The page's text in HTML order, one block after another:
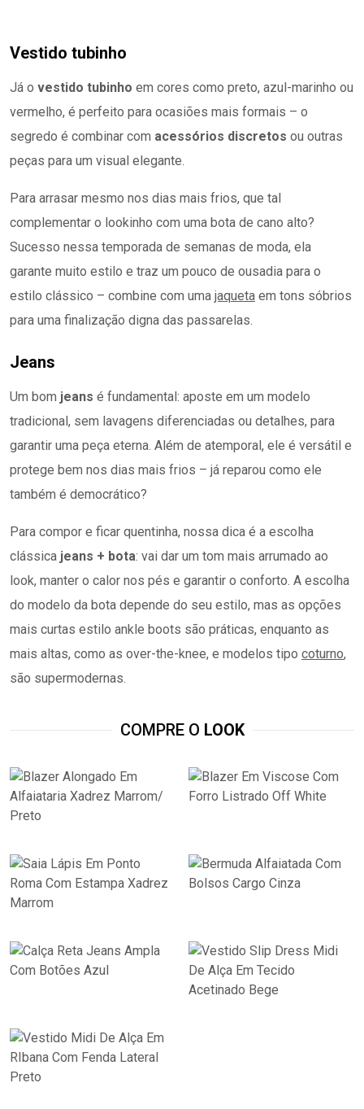
Vestido tubinho
Já o vestido tubinho em cores como preto, azul-marinho ou
vermelho, é perfeito para ocasiões mais formais – o
segredo é combinar com acessórios discretos ou outras
peças para um visual elegante.
Para arrasar mesmo nos dias mais frios, que tal
complementar o lookinho com uma bota de cano alto?
Sucesso nessa temporada de semanas de moda, ela
garante muito estilo e traz um pouco de ousadia para o
estilo clássico – combine com uma jaqueta em tons sóbrios
para uma finalização digna das passarelas.
Jeans
Um bom jeans é fundamental: aposte em um modelo
tradicional, sem lavagens diferenciadas ou detalhes, para
garantir uma peça eterna. Além de atemporal, ele é versátil e
protege bem nos dias mais frios – já reparou como ele
também é democrático?
Para compor e ficar quentinha, nossa dica é a escolha
clássica jeans + bota: vai dar um tom mais arrumado ao
look, manter o calor nos pés e garantir o conforto. A escolha
do modelo da bota depende do seu estilo, mas as opções
mais curtas estilo ankle boots são práticas, enquanto as
mais altas, como as over-the-knee, e modelos tipo coturno,
são supermodernas.
COMPRE O LOOK